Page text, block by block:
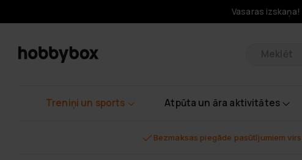
Vasaras
Treniņi un sports Atpūta un āra aktivitātes
Bezmaksas piegāde pasūtījumiem